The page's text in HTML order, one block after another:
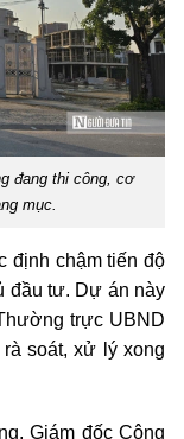
đang thi công, cơ
mục.
định chậm tiến độ
đầu tư. Dự án này
trực UBND
soát, xử lý xong
Giám đốc Công